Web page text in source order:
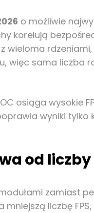
o możliwie
korelują
wieloma
sama liczba
osiąga wysokie
wyniki
od liczby
zamiast
mniejszą liczbę